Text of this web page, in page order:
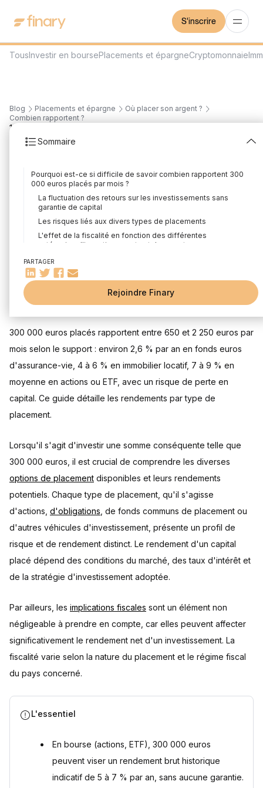
S'inscrire
Blog Placements et épargne
Où placer son argent ?
Combien rapportent ?
Sommaire
Pourquoi est-ce si difficile de savoir combien rapportent 300
000 euros placés par mois ?
La fluctuation des retours sur les investissements sans
garantie de capital
Les risques liés aux divers types de placements
L'effet de la fiscalité en fonction des différentes
catégories d'investissements et de comptes
Prendre en compte l'effet de l'inflation lors de l'analyse
financière
Combien rapportent 300 000 euros placés par mois selon le
300 000 euros en Actions Cotées (hypothèse de
rendement 7% - non garanti)
10% - non garanti)
300 000 euros en ETF World (hypothèse de rendement 8%
Combien peuvent rapporter 300 000 euros placés par
mois en immobilier ?
300 000 euros en SCPI (hypothèse de rendement 5% - non
garanti, frais et illiquidité)
Combien peuvent rapporter 300 000 euros placés sur des
livrets d'épargne ?
Livret A + LDDS au plafond (34 950 euros à 1,70 % dès le
1er août 2026)
Considérations fiscales et impact sur le rendement
Questions fréquentes
Quels types de placements envisager pour 300 000 euros
Comment optimiser la gestion de 300 000 euros pour viser
Quels sont les risques associés aux différents types de
Quelle fiscalité s'applique aux revenus de 300 000 euros
placés ?
Combien rapportent 300 000 euros placés par mois en
PARTAGER
Rejoindre Finary
11
300 000 euros placés
par mois ?
Rédigé parMounir Laggoune Édité parMounir Laggoune
Mis à jour le 29 juillet 2026
300 000 euros placés rapportent entre 650 et 2 250 euros par
mois selon le support : environ 2,6 % par an en fonds euros
d'assurance-vie, 4 à 6 % en immobilier locatif, 7 à 9 % en
moyenne en actions ou ETF, avec un risque de perte en
capital. Ce guide détaille les rendements par type de
placement.
Lorsqu'il s'agit d'investir une somme conséquente telle que
300 000 euros, il est crucial de comprendre les diverses
options de placement disponibles et leurs rendements
potentiels. Chaque type de placement, qu'il s'agisse
d'actions, d'obligations , de fonds communs de placement ou
d'autres véhicules d'investissement, présente un profil de
risque et de rendement distinct. Le rendement d'un capital
placé dépend des conditions du marché, des taux d'intérêt et
de la stratégie d'investissement adoptée.
Par ailleurs, les implications fiscales sont un élément non
négligeable à prendre en compte, car elles peuvent affecter
significativement le rendement net d'un investissement. La
fiscalité varie selon la nature du placement et le régime fiscal
du pays concerné.
L'essentiel
En bourse (actions, ETF), 300 000 euros
peuvent viser un rendement brut historique
indicatif de 5 à 7 % par an, sans aucune garantie.
TousInvestir en boursePlacements et épargneCryptomonnaie